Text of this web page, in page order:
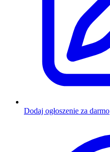
Dodaj ogłoszenie za darmo